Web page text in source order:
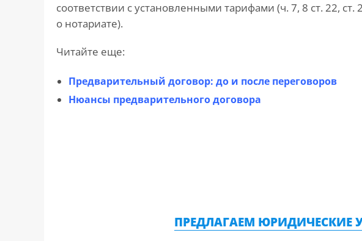
соответствии с установленными тарифами (ч. 7, 8 ст. 22,
о нотариате).
Читайте еще:
Предварительный договор: до и после переговоров
Нюансы предварительного договора
ПРЕДЛАГАЕМ ЮРИДИЧЕСКИЕ